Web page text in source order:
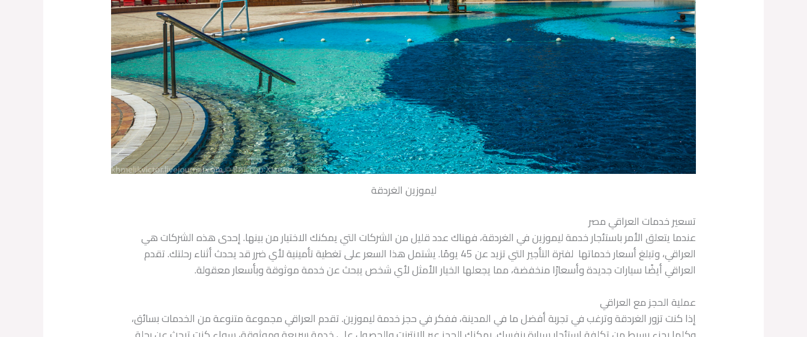
ليموزين الغردقة
تسعير خدمات العراقي مصر
عندما يتعلق الأمر باستئجار خدمة ليموزين في الغردقة، فهناك عدد قليل من الشركات التي يمكنك الاختيار من بينها. إحدى هذه الشركات هي
العراقي، وتبلغ أسعار خدماتها لفترة التأجير التي تزيد عن 45 يومًا. يشتمل هذا السعر على تغطية تأمينية لأي ضرر قد يحدث أثناء رحلتك. تقدم
العراقي أيضًا سيارات جديدة وأسعارًا منخفضة، مما يجعلها الخيار الأمثل لأي شخص يبحث عن خدمة موثوقة وبأسعار معقولة.
عملية الحجز مع العراقي
إذا كنت تزور الغردقة وترغب في تجربة أفضل ما في المدينة، ففكر في حجز خدمة ليموزين. تقدم العراقي مجموعة متنوعة من الخدمات بسائق،